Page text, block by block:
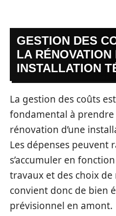
GESTION DES
LA RÉNOVATION
INSTALLATION
La gestion des coûts
fondamental à
rénovation d’une
Les dépenses peuvent
s’accumuler en
travaux et des choix
convient donc de bien
prévisionnel en amont.